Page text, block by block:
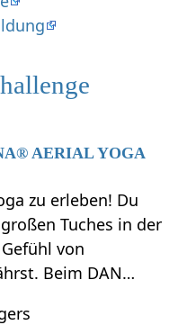
AERIAL YOGA
zu erleben! Du
Tuches in der
von
Beim DAN…